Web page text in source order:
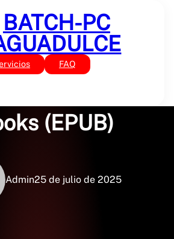
BATCH-PC
FAQ
Sin categoría
Tome 4 –
(EPUB)
Admin25 de julio de 2025